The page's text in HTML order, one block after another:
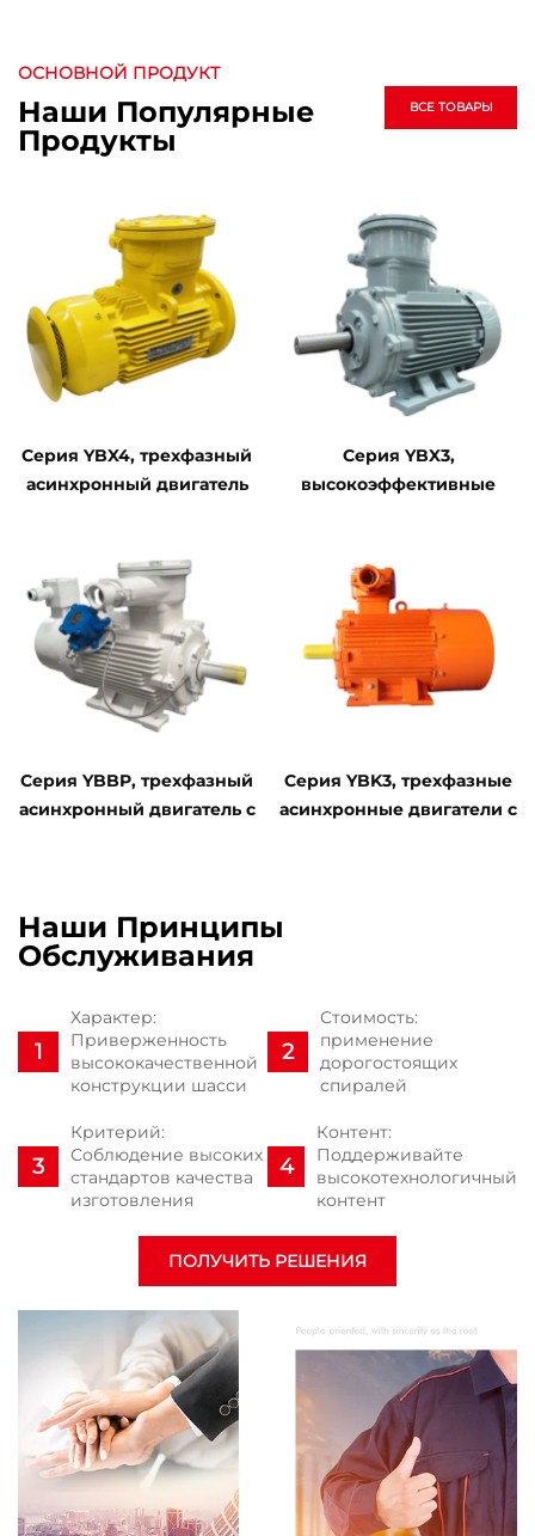
ОСНОВНОЙ ПРОДУКТ
Наши Популярные
Продукты
ВСЕ ТОВАРЫ
Серия YBX4, трехфазный
асинхронный двигатель
взрывозащитой, низкое
напряжение
Серия YBX3,
высокоэффективные
взрывозащитой
Серия YBBP, трехфазный
асинхронный двигатель с
преобразователя
Серия YBK3, трехфазные
асинхронные двигатели с
Наши Принципы
Обслуживания
Характер:
Приверженность
высококачественной
конструкции шасси
Стоимость:
применение
дорогостоящих
спиралей
Критерий:
Соблюдение высоких
стандартов качества
изготовления
Контент:
Поддерживайте
высокотехнологичный
контент
ПОЛУЧИТЬ РЕШЕНИЯ